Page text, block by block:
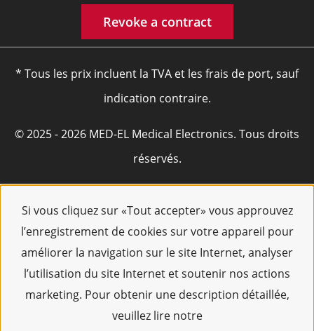
Si vous cliquez sur «Tout accepter» vous approuvez
l’enregistrement de cookies sur votre appareil pour
améliorer la navigation sur le site Internet, analyser
l’utilisation du site Internet et soutenir nos actions
marketing. Pour obtenir une description détaillée,
veuillez lire notre
Revoke a contract
* Tous les prix incluent la TVA et les frais de port, sauf
indication contraire.
© 2025 - 2026 MED-EL Medical Electronics. Tous droits
réservés.